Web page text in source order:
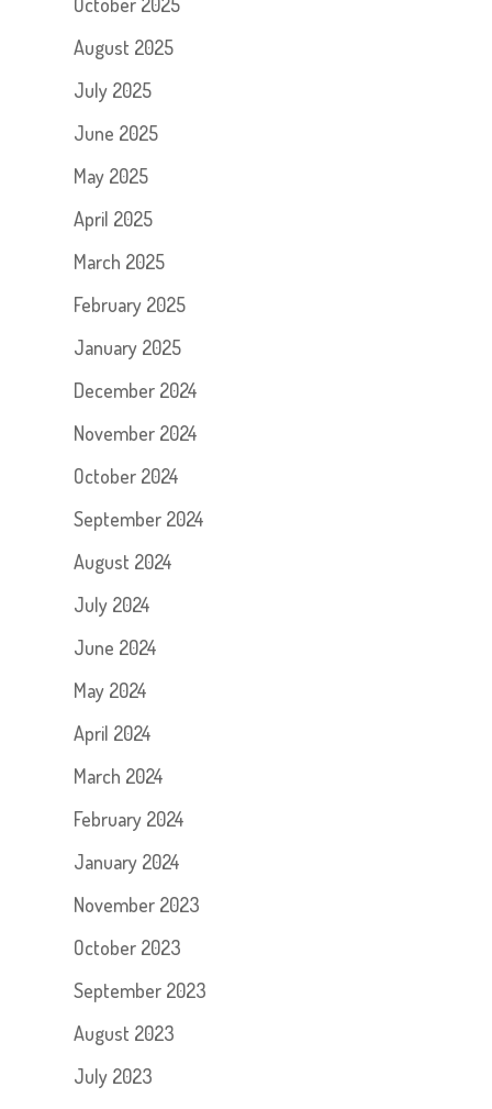
August 2025
July 2025
June 2025
May 2025
April 2025
March 2025
February 2025
January 2025
December 2024
November 2024
October 2024
September 2024
August 2024
July 2024
June 2024
May 2024
April 2024
March 2024
February 2024
January 2024
November 2023
October 2023
September 2023
August 2023
July 2023